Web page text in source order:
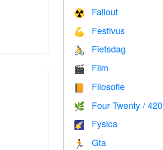
☢️ Fallout
💪 Festivus
🚴 Fietsdag
🎬 Film
📙 Filosofie
🌿 Four Twenty / 420
🌠 Fysica
🏃 Gta